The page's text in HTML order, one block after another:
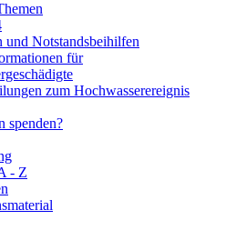
und Notstandsbeihilfen
für
zum Hochwasserereignis
spenden?
- Z